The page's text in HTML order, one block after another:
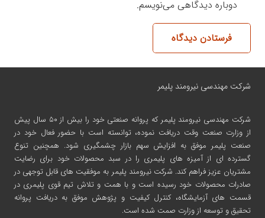
دوباره دیدگاهی می‌نویسم.
فرستادن دیدگاه
شرکت مهندسی نیرومند پلیمر
شرکت مهندسی نیرومند پلیمر
که پروانه صنعتی خود را بیش از ۵۰ سال پیش
از وزارت صنعت وقت دریافت نموده، توانسته است با حضور فعال خود در
صنعت پلیمر موفق به افزایش سهم بازار چشمگیری شود. همچنین تنوع
گسترده ای از آمیزه های پلیمری را در سبد محصولات خود برای رضایت
مشتریان عزیز فراهم کند. شرکت نیرومند پلیمر به موفقیت های قابل توجهی در
صادرات محصولات خود رسیده است و با همت و تلاش تیم قوی پلیمری در
قسمت های آزمایشگاه، کنترل کیفیت و پژوهش موفق به دریافت پروانه
تحقیق و توسعه از وزارت صمت شده است.